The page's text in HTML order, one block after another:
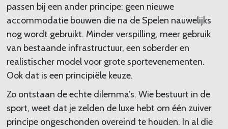
passen bij een ander principe: geen nieuwe
accommodatie bouwen die na de Spelen nauwelijks
nog wordt gebruikt. Minder verspilling, meer gebruik
van bestaande infrastructuur, een soberder en
realistischer model voor grote sportevenementen.
Ook dat is een principiële keuze.
Zo ontstaan de echte dilemma’s. Wie bestuurt in de
sport, weet dat je zelden de luxe hebt om één zuiver
principe ongeschonden overeind te houden. In al die